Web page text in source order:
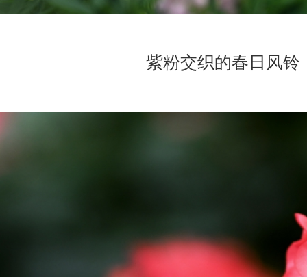
紫粉交织的春日风铃